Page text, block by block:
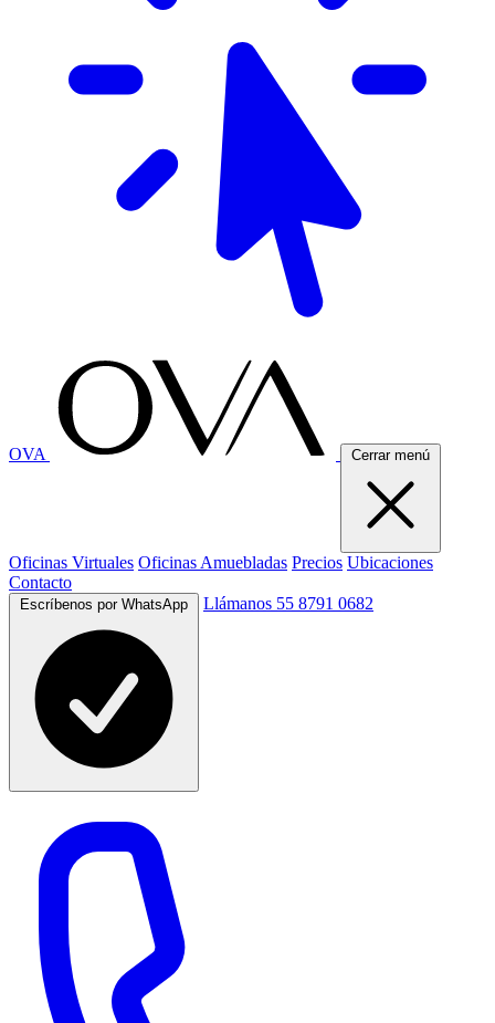
OVA Cerrar menú
Oficinas Virtuales Oficinas Amuebladas Precios Ubicaciones
Contacto
Llámanos 55 8791 0682